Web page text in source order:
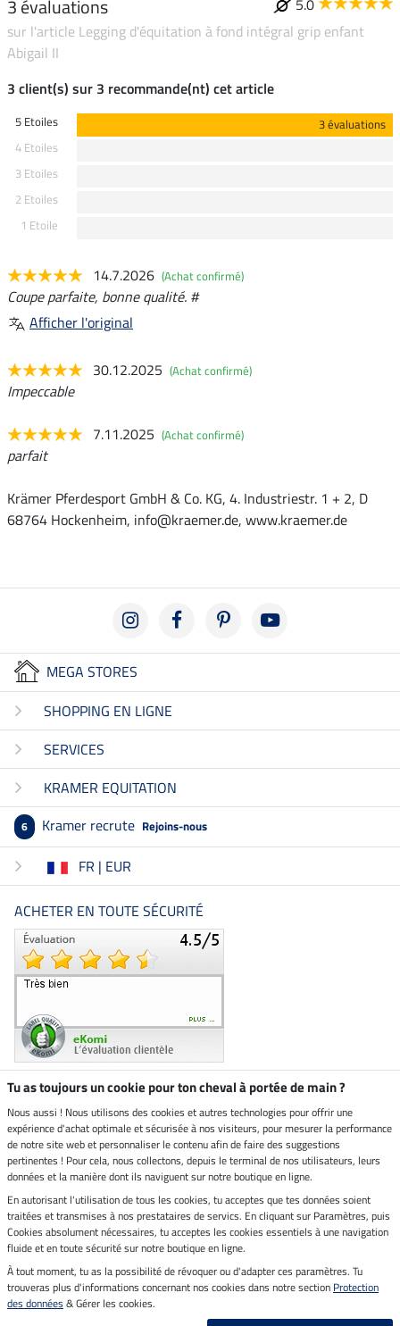
3 évaluations
sur l'article Legging d'équitation à fond intégral grip enfant
Abigail II
3 client(s) sur 3 recommande(nt) cet article
5 Etoiles
3 évaluations
4 Etoiles
3 Etoiles
2 Etoiles
1 Etoile
14.7.2026 (Achat confirmé)
Coupe parfaite, bonne qualité. #
Afficher l'original
30.12.2025 (Achat confirmé)
Impeccable
7.11.2025 (Achat confirmé)
parfait
Krämer Pferdesport GmbH & Co. KG, 4. Industriestr. 1 + 2, D
68764 Hockenheim, info@kraemer.de, www.kraemer.de
MEGA STORES
SHOPPING EN LIGNE
SERVICES
KRAMER EQUITATION
6 Kramer recrute Rejoins-nous
FR | EUR
ACHETER EN TOUTE SÉCURITÉ
Boutique climatiquement
neutre
Livraison par
Paiement sécurisé
Mentions légales
Tu as toujours un cookie pour ton cheval à portée de main ?
Nous aussi ! Nous utilisons des cookies et autres technologies pour offrir une
expérience d'achat optimale et sécurisée à nos visiteurs, pour mesurer la performance
de notre site web et personnaliser le contenu afin de faire des suggestions
pertinentes ! Pour cela, nous collectons, depuis le terminal de nos utilisateurs, leurs
données et la manière dont ils naviguent sur notre boutique en ligne.
En autorisant l'utilisation de tous les cookies, tu acceptes que tes données soient
traitées et transmises à nos prestataires de servics. En cliquant sur Paramètres, puis
Cookies absolument nécessaires, tu acceptes les cookies essentiels à une navigation
fluide et en toute sécurité sur notre boutique en ligne.
À tout moment, tu as la possibilité de révoquer ou d'adapter ces paramètres. Tu
trouveras plus d'informations concernant nos cookies dans notre section Protection
des données & Gérer les cookies.